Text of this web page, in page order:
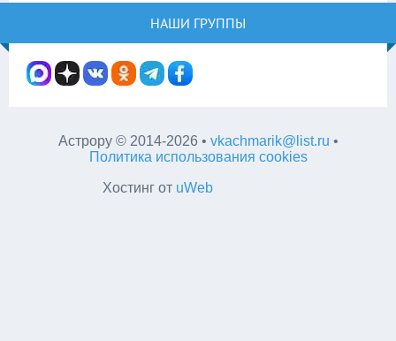
НАШИ ГРУППЫ
Астрору ©2014-2026 • vkachmarik@list.ru •
Политика использования cookies
Хостинг от uWeb